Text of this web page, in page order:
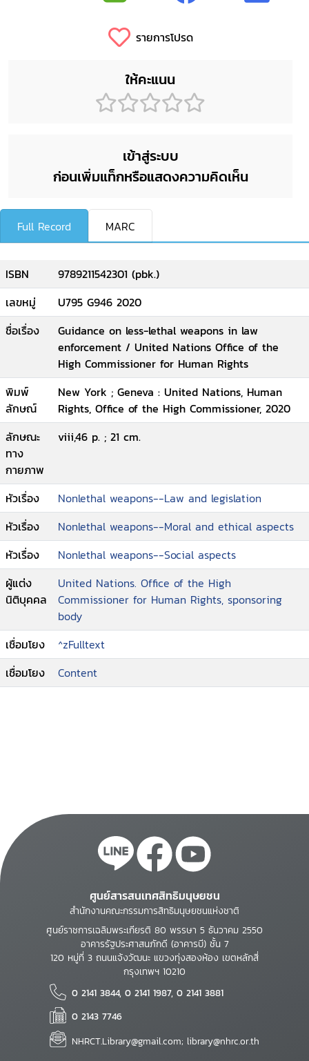
รายการโปรด
ให้คะแนน
เข้าสู่ระบบ
ก่อนเพิ่มแท็กหรือแสดงความคิดเห็น
Full Record MARC
ISBN
9789211542301 (pbk.)
เลขหมู่
U795 G946 2020
ชื่อเรื่อง
Guidance on less-lethal weapons in law
enforcement / United Nations Office of the
High Commissioner for Human Rights
พิมพ์
ลักษณ์
New York ; Geneva : United Nations, Human
Rights, Office of the High Commissioner, 2020
ลักษณะ
ทาง
กายภาพ
viii,46 p. ; 21 cm.
หัวเรื่อง
Nonlethal weapons--Law and legislation
หัวเรื่อง
Nonlethal weapons--Moral and ethical aspects
หัวเรื่อง
Nonlethal weapons--Social aspects
ผู้แต่ง
นิติบุคคล
United Nations. Office of the High
Commissioner for Human Rights, sponsoring
body
เชื่อมโยง
^zFulltext
เชื่อมโยง
Content
ศูนย์สารสนเทศสิทธิมนุษยชน
สำนักงานคณะกรรมการสิทธิมนุษยชนแห่งชาติ
ศูนย์ราชการเฉลิมพระเกียรติ 80 พรรษา 5 ธันวาคม 2550
อาคารรัฐประศาสนภักดี (อาคารบี) ชั้น 7
120 หมู่ที่ 3 ถนนแจ้งวัฒนะ แขวงทุ่งสองห้อง เขตหลักสี่
กรุงเทพฯ 10210
0 2141 3844, 0 2141 1987, 0 2141 3881
0 2143 7746
NHRCT.Library@gmail.com; library@nhrc.or.th